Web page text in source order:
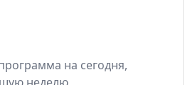
на сегодня,